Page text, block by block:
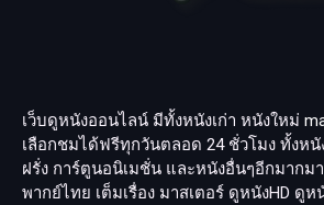
เว็บดูหนังออนไลน์ มีทั้งหนังเก่า หนังใหม่
เลือกชมได้ฟรีทุกวันตลอด 24 ชั่วโมง ทั้งห
ฝรั่ง การ์ตูนอนิเมชั่น และหนังอื่นๆอีกมากม
พากย์ไทย เต็มเรื่อง มาสเตอร์ ดูหนังHD ดู